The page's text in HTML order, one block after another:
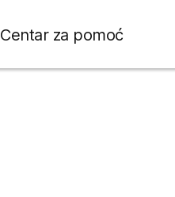
Centar za pomoć